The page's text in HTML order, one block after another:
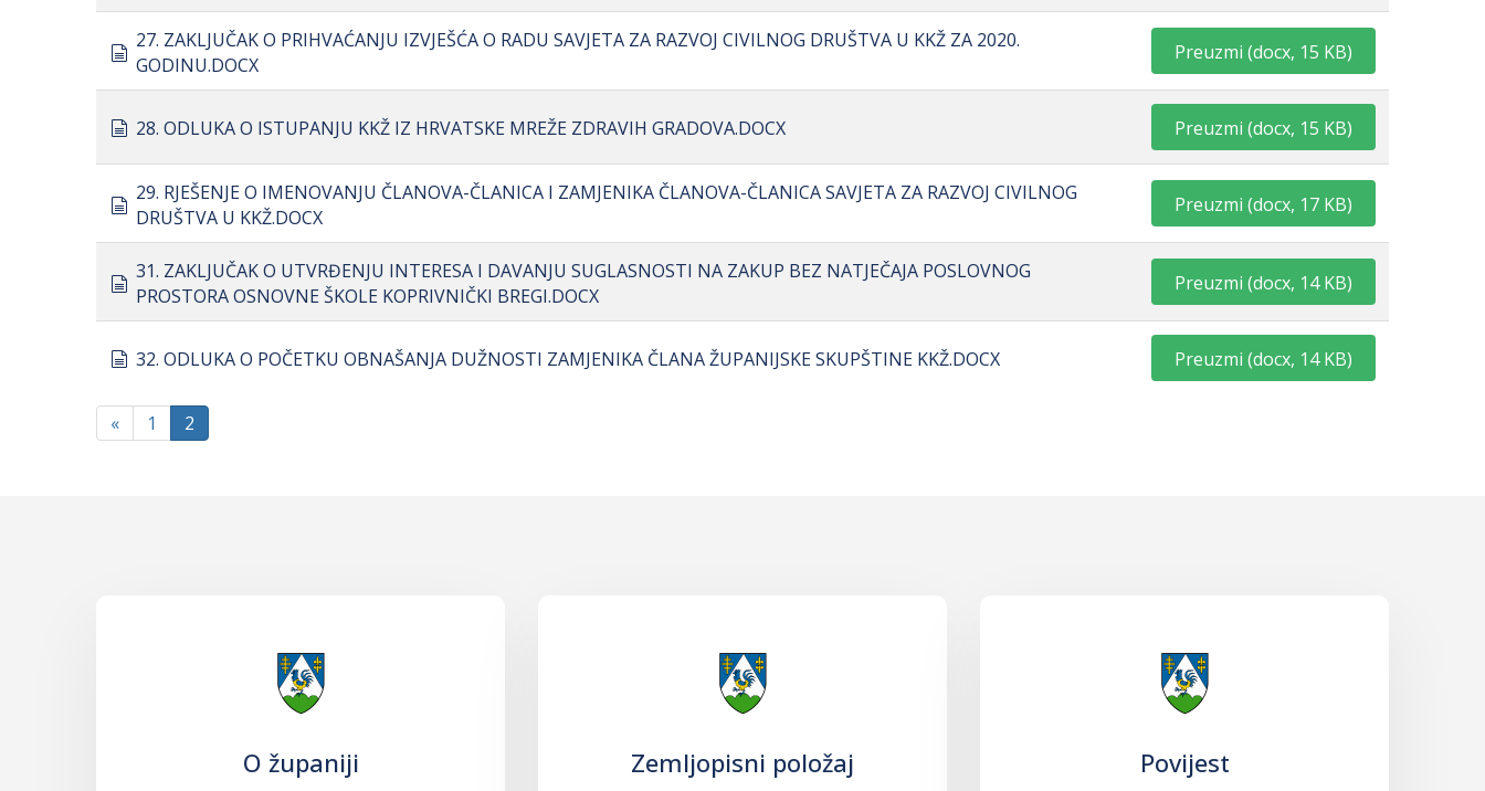
document
27. ZAKLJUČAK O PRIHVAĆANJU IZVJEŠĆA O RADU SAVJETA ZA RAZVOJ CIVILNOG DRUŠTVA U KKŽ ZA 2020.
GODINU.DOCX
Preuzmi (docx, 15 KB)
document
28. ODLUKA O ISTUPANJU KKŽ IZ HRVATSKE MREŽE ZDRAVIH GRADOVA.DOCX Preuzmi (docx, 15 KB)
document
29. RJEŠENJE O IMENOVANJU ČLANOVA-ČLANICA I ZAMJENIKA ČLANOVA-ČLANICA SAVJETA ZA RAZVOJ CIVILNOG
DRUŠTVA U KKŽ.DOCX
Preuzmi (docx, 17 KB)
document
31. ZAKLJUČAK O UTVRĐENJU INTERESA I DAVANJU SUGLASNOSTI NA ZAKUP BEZ NATJEČAJA POSLOVNOG
PROSTORA OSNOVNE ŠKOLE KOPRIVNIČKI BREGI.DOCX
Preuzmi (docx, 14 KB)
document
32. ODLUKA O POČETKU OBNAŠANJA DUŽNOSTI ZAMJENIKA ČLANA ŽUPANIJSKE SKUPŠTINE KKŽ.DOCX Preuzmi (docx, 14 KB)
« 1 2
O županiji Zemljopisni položaj Povijest